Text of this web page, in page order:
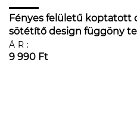
Fényes felületű koptatott
sötétítő design függöny
ÁR:
9 990 Ft